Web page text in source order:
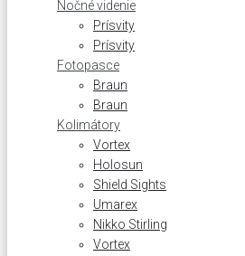
Nočné videnie
Prísvity
Prísvity
Fotopasce
Braun
Braun
Kolimátory
Vortex
Holosun
Shield Sights
Umarex
Nikko Stirling
Vortex